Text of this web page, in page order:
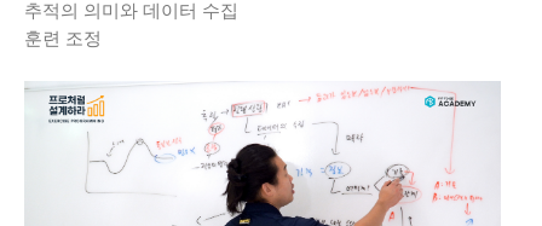
추적의 의미와 데이터 수집
훈련 조정